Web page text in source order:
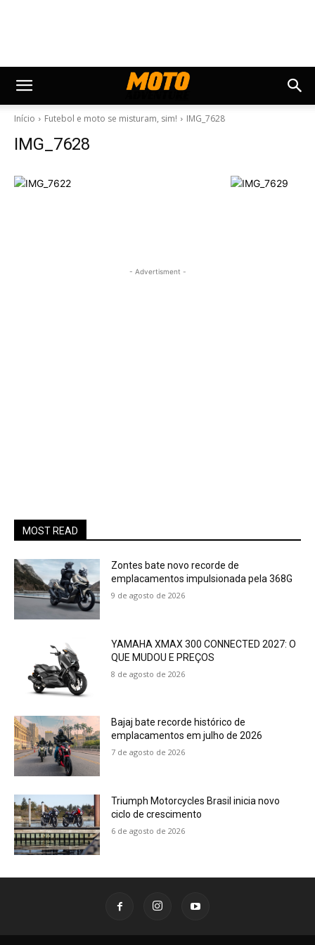
Início Futebol e moto se misturam, sim! IMG_7628
IMG_7628
- Advertisment -
MOST READ
Zontes bate novo recorde de
emplacamentos impulsionada pela 368G
9 de agosto de 2026
YAMAHA XMAX 300 CONNECTED 2027: O
QUE MUDOU E PREÇOS
8 de agosto de 2026
Bajaj bate recorde histórico de
emplacamentos em julho de 2026
7 de agosto de 2026
Triumph Motorcycles Brasil inicia novo
ciclo de crescimento
6 de agosto de 2026